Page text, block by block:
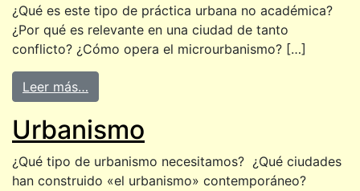
¿Qué es este tipo de práctica urbana no académica?
¿Por qué es relevante en una ciudad de tanto
conflicto? ¿Cómo opera el microurbanismo? […]
Leer más…
Urbanismo
¿Qué tipo de urbanismo necesitamos? ¿Qué ciudades
han construido «el urbanismo» contemporáneo?